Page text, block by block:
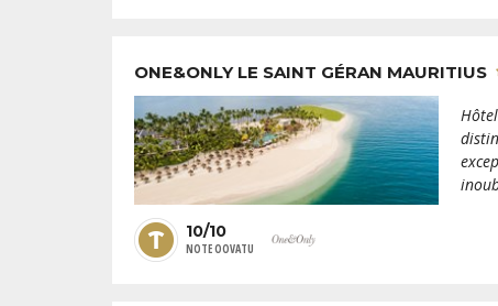
ONE&ONLY LE SAINT GÉRAN MAURITIUS
10/10
NOTE OOVATU